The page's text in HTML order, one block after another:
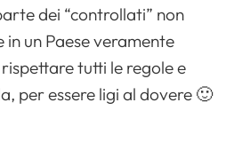
dei “controllati” non
un Paese veramente
tutti le regole e
per essere ligi al dovere 🙂